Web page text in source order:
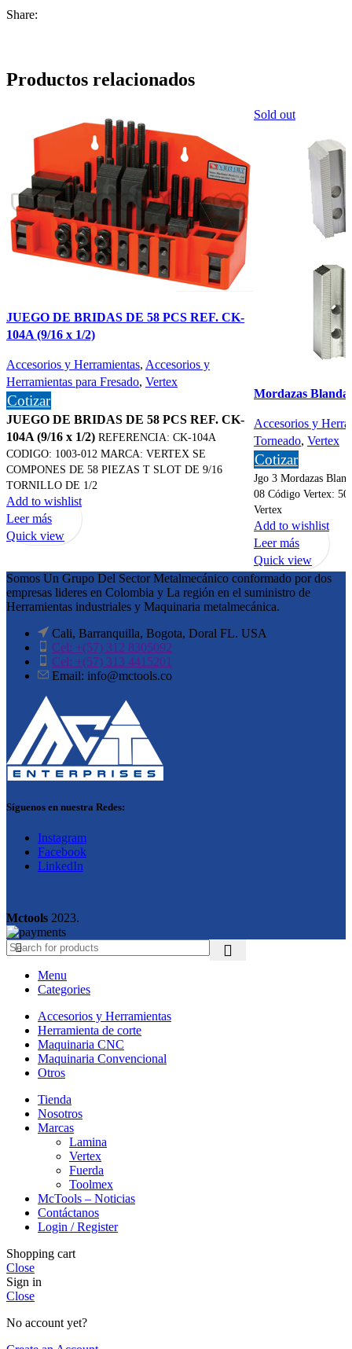
Share:
Productos relacionados
JUEGO DE BRIDAS DE 58 PCS REF. CK-
104A (9/16 x 1/2)
Accesorios y Herramientas, Accesorios y
Herramientas para Fresado, Vertex
Cotizar
JUEGO DE BRIDAS DE 58 PCS REF. CK-
104A (9/16 x 1/2) REFERENCIA: CK-104A
CODIGO: 1003-012 MARCA: VERTEX SE
COMPONES DE 58 PIEZAS T SLOT DE 9/16
TORNILLO DE 1/2
Add to wishlist
Leer más
Quick view
Sold out
Mordazas
Accesorios y
Torneado, Vertex
Cotizar
Jgo 3 Mordazas
08 Código Vertex:
Vertex
Add to wishlist
Leer más
Quick view
Somos Un Grupo Del Sector Metalmecánico conformado por dos
empresas lideres en Colombia y La región en el suministro de
Herramientas industriales y Maquinaria metalmecánica.
Cali, Barranquilla, Bogota, Doral FL. USA
Cel: +(57) 312 8305092
Cel: +(57) 313 4415201
Email: info@mctools.co
Síguenos en nuestra Redes:
Instagram
Facebook
LinkedIn
Mctools 2023.
Menu
Categories
Accesorios y Herramientas
Herramienta de corte
Maquinaria CNC
Maquinaria Convencional
Otros
Tienda
Nosotros
Marcas
Lamina
Vertex
Fuerda
Toolmex
McTools – Noticias
Contáctanos
Login / Register
Shopping cart
Close
Sign in
Close
No account yet?